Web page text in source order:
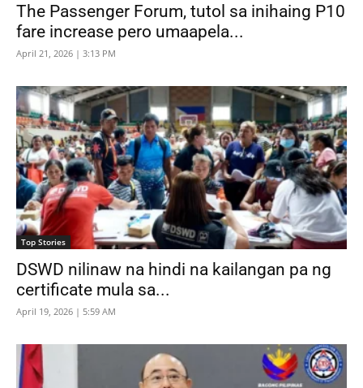
The Passenger Forum, tutol sa inihaing P10
fare increase pero umaapela...
April 21, 2026 | 3:13 PM
Top Stories
DSWD nilinaw na hindi na kailangan pa ng
certificate mula sa...
April 19, 2026 | 5:59 AM